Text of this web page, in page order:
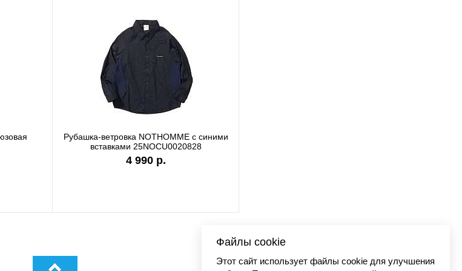
Рубашка-ветровка NOTHOMME с синими
вставками 25NOCU0020828
4 990 р.
Файлы cookie
Этот сайт использует файлы cookie для улучшения